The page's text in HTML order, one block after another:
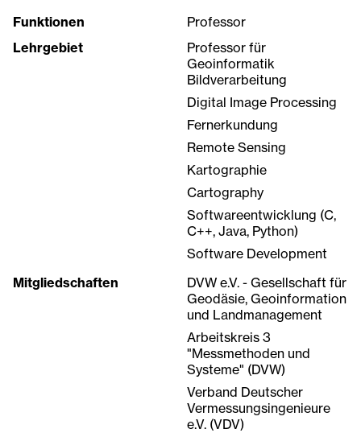
Funktionen
Professor
Lehrgebiet
Professor für
Geoinformatik
Bildverarbeitung
Digital Image Processing
Fernerkundung
Remote Sensing
Kartographie
Cartography
Softwareentwicklung (C,
C++, Java, Python)
Software Development
Mitgliedschaften
DVW e.V. - Gesellschaft für
Geodäsie, Geoinformation
und Landmanagement
Arbeitskreis 3
"Messmethoden und
Systeme" (DVW)
Verband Deutscher
Vermessungsingenieure
e.V. (VDV)